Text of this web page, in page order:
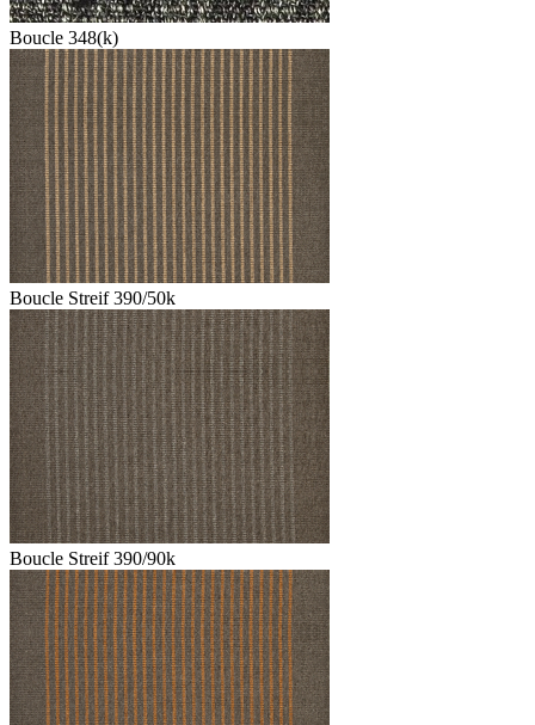
Boucle 348(k)
Boucle Streif 390/50k
Boucle Streif 390/90k